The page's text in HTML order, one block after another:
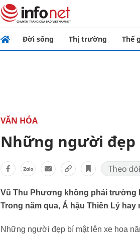
Đời sống Thị trường Thế
VĂN HÓA
Những người đẹp
Vũ Thu Phương không phải trường
Trong năm qua, Á hậu Thiên Lý
Những người đẹp bí mật lên xe hoa